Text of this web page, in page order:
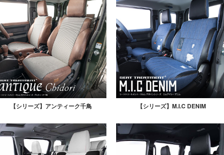
【シリーズ】アンティーク千鳥 【シリーズ】M.I.C DENIM